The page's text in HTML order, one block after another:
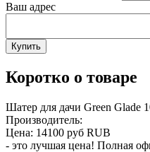
Ваш адрес
Коротко о товаре
Шатер для дачи Green Glade
Производитель:
Цена: 14100 руб RUB
- это лучшая цена! Полная